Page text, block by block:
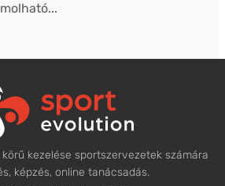
kezelése sportszervezetek számára
képzés, online tanácsadás.